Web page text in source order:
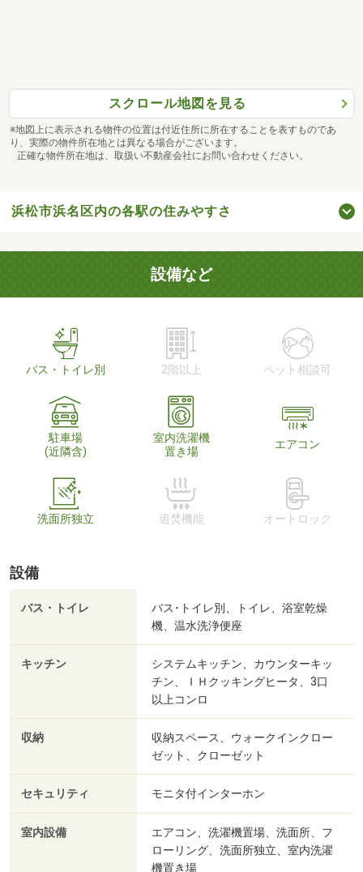
スクロール地図を見る
※地図上に表示される物件の位置は付近住所に所在することを表すものであ
り、実際の物件所在地とは異なる場合がございます。
正確な物件所在地は、取扱い不動産会社にお問い合わせください。
浜松市浜名区内の各駅の住みやすさ
設備など
バス・トイレ別 2階以上 ペット相談可
駐車場
(近隣含)
室内洗濯機
置き場
エアコン
洗面所独立 追焚機能 オートロック
設備
バス・トイレ
バス･トイレ別、トイレ、浴室乾燥
機、温水洗浄便座
キッチン
システムキッチン、カウンターキッ
チン、ＩＨクッキングヒータ、3口
以上コンロ
収納
収納スペース、ウォークインクロー
ゼット、クローゼット
セキュリティ モニタ付インターホン
室内設備
エアコン、洗濯機置場、洗面所、フ
ローリング、洗面所独立、室内洗濯
機置き場